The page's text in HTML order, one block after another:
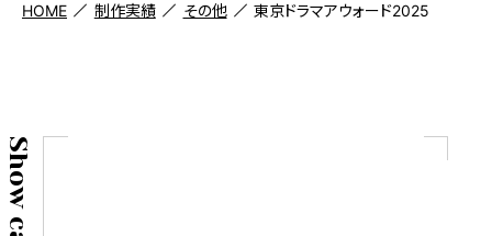
HOME 制作実績 その他 東京ドラマアウォード2025
Show case